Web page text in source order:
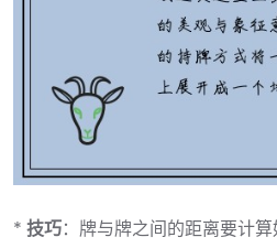
* 技巧：牌与牌之间的距离要计